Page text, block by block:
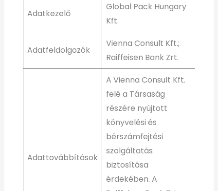
Adatkezelő
Global Pack Hungary
Kft.
Adatfeldolgozók
Vienna Consult Kft.;
Raiffeisen Bank Zrt.
Adattovábbítások
A Vienna Consult Kft.
felé a Társaság
részére nyújtott
könyvelési és
bérszámfejtési
szolgáltatás
biztosítása
érdekében. A